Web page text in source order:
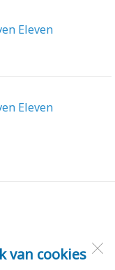
van cookies
Eleven
Eleven